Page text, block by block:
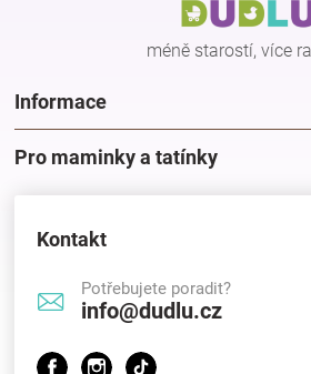
méně starostí, více
Informace
Pro maminky a tatínky
Kontakt
Potřebujete poradit?
info@dudlu.cz